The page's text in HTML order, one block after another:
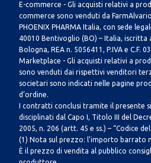
E-commerce - Gli acquisti relativi a
commerce sono venduti da
PHOENIX PHARMA Italia, con sede
40010 Bentivoglio (BO) – Italia, iscritta
Bologna, REA n. 5056411, P.IVA e C.F.
Marketplace - Gli acquisti relativi a
sono venduti dai rispettivi venditori
societari sono indicati nelle pagine
d’ordine.
I contratti conclusi tramite il presente
disciplinati dal Capo I, Titolo III del
2005, n. 206 (artt. 45 e ss.) – “Codice
(1) Nota sul prezzo: l’importo barrato
È il prezzo di vendita al pubblico